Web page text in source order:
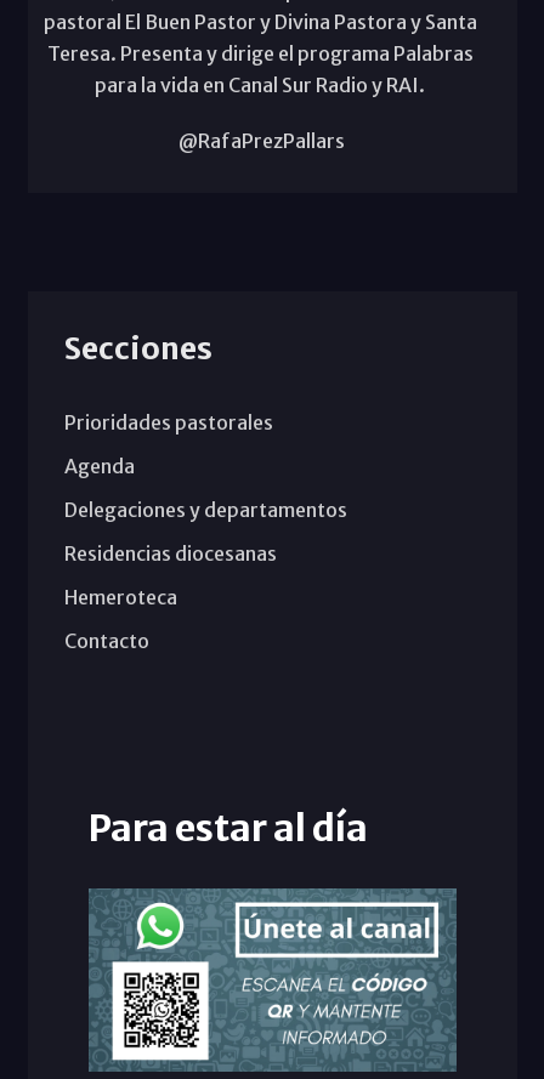
pastoral El Buen Pastor y Divina Pastora y Santa
Teresa. Presenta y dirige el programa Palabras
para la vida en Canal Sur Radio y RAI.
@RafaPrezPallars
Secciones
Prioridades pastorales
Agenda
Delegaciones y departamentos
Residencias diocesanas
Hemeroteca
Contacto
Para estar al día